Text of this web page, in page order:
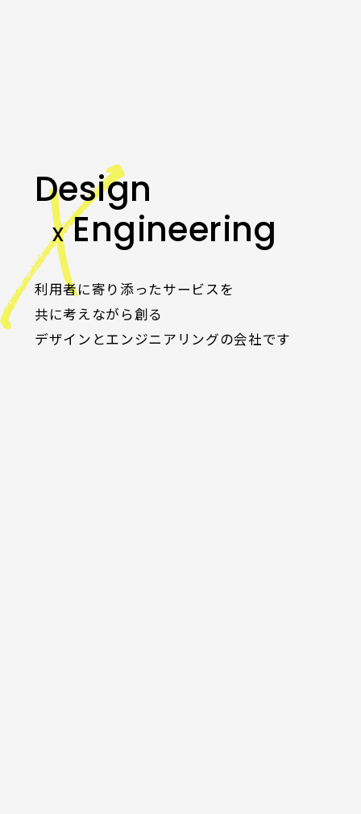
Design
X Engineering
利用者に寄り添ったサービスを
共に考えながら創る
デザインとエンジニアリングの会社です